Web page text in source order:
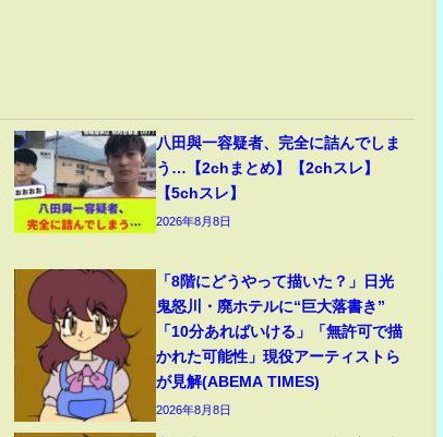
八田與一容疑者、完全に詰んでしま
う…【2chまとめ】【2chスレ】
【5chスレ】
2026年8月8日
「8階にどうやって描いた？」日光
鬼怒川・廃ホテルに“巨大落書き”
「10分あればいける」「無許可で描
かれた可能性」現役アーティストら
が見解(ABEMA TIMES)
2026年8月8日